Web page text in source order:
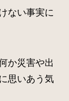
ない事実に
か災害や出
思いあう気